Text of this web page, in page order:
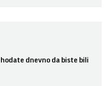
dnevno da biste bili